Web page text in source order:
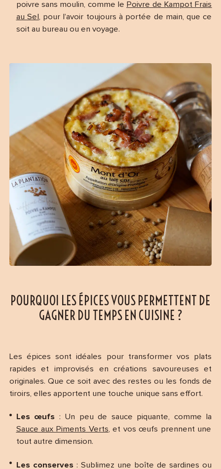
poivre sans moulin, comme le Poivre de Kampot Frais
au Sel , pour l’avoir toujours à portée de main, que ce
soit au bureau ou en voyage.
POURQUOI LES ÉPICES VOUS PERMETTENT DE
GAGNER DU TEMPS EN CUISINE ?
Les épices sont idéales pour transformer vos plats
rapides et improvisés en créations savoureuses et
originales. Que ce soit avec des restes ou les fonds de
tiroirs, elles apportent une touche unique sans effort.
Les œufs : Un peu de sauce piquante, comme la
Sauce aux Piments Verts, et vos œufs prennent une
tout autre dimension.
Les conserves: Sublimez une boîte de sardines ou